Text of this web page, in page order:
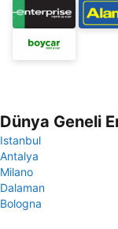
Dünya Geneli
Istanbul
Antalya
Milano
Dalaman
Bologna